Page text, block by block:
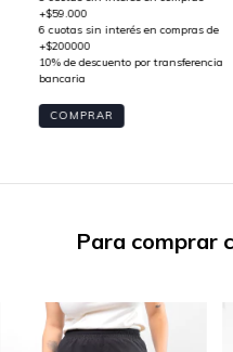
COMPRAR
Para comprar